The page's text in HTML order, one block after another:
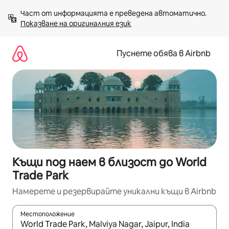
към
съдържанието
Показване на оригиналния език
Пуснете обява в Airbnb
Къщи под наем в близост до World
Trade Park
Намерете и резервирайте уникални къщи в Airbnb
Местоположение
Когато резултатите се покажат, използвайте